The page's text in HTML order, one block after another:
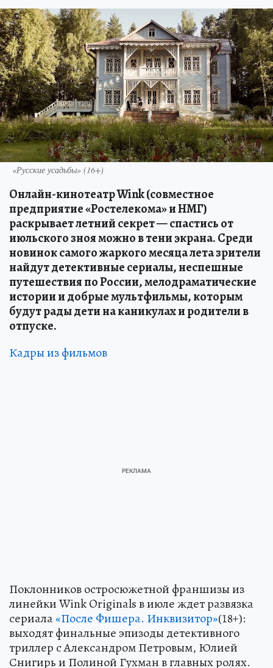
«Русские усадьбы» (16+)
Онлайн-кинотеатр Wink (совместное
предприятие «Ростелекома» и НМГ)
раскрывает летний секрет — спастись от
июльского зноя можно в тени экрана. Среди
новинок самого жаркого месяца лета зрители
найдут детективные сериалы, неспешные
путешествия по России, мелодраматические
истории и добрые мультфильмы, которым
будут рады дети на каникулах и родители в
отпуске.
Кадры из фильмов
Поклонников остросюжетной франшизы из
линейки Wink Originals в июле ждет развязка
сериала«После Фишера. Инквизитор»(18+):
выходят финальные эпизоды детективного
триллер с Александром Петровым, Юлией
Снигирь и Полиной Гухман в главных ролях.